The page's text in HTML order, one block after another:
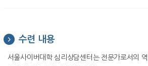
수련 내용
서울사이버대학 심리상담센터는 전문가로서의